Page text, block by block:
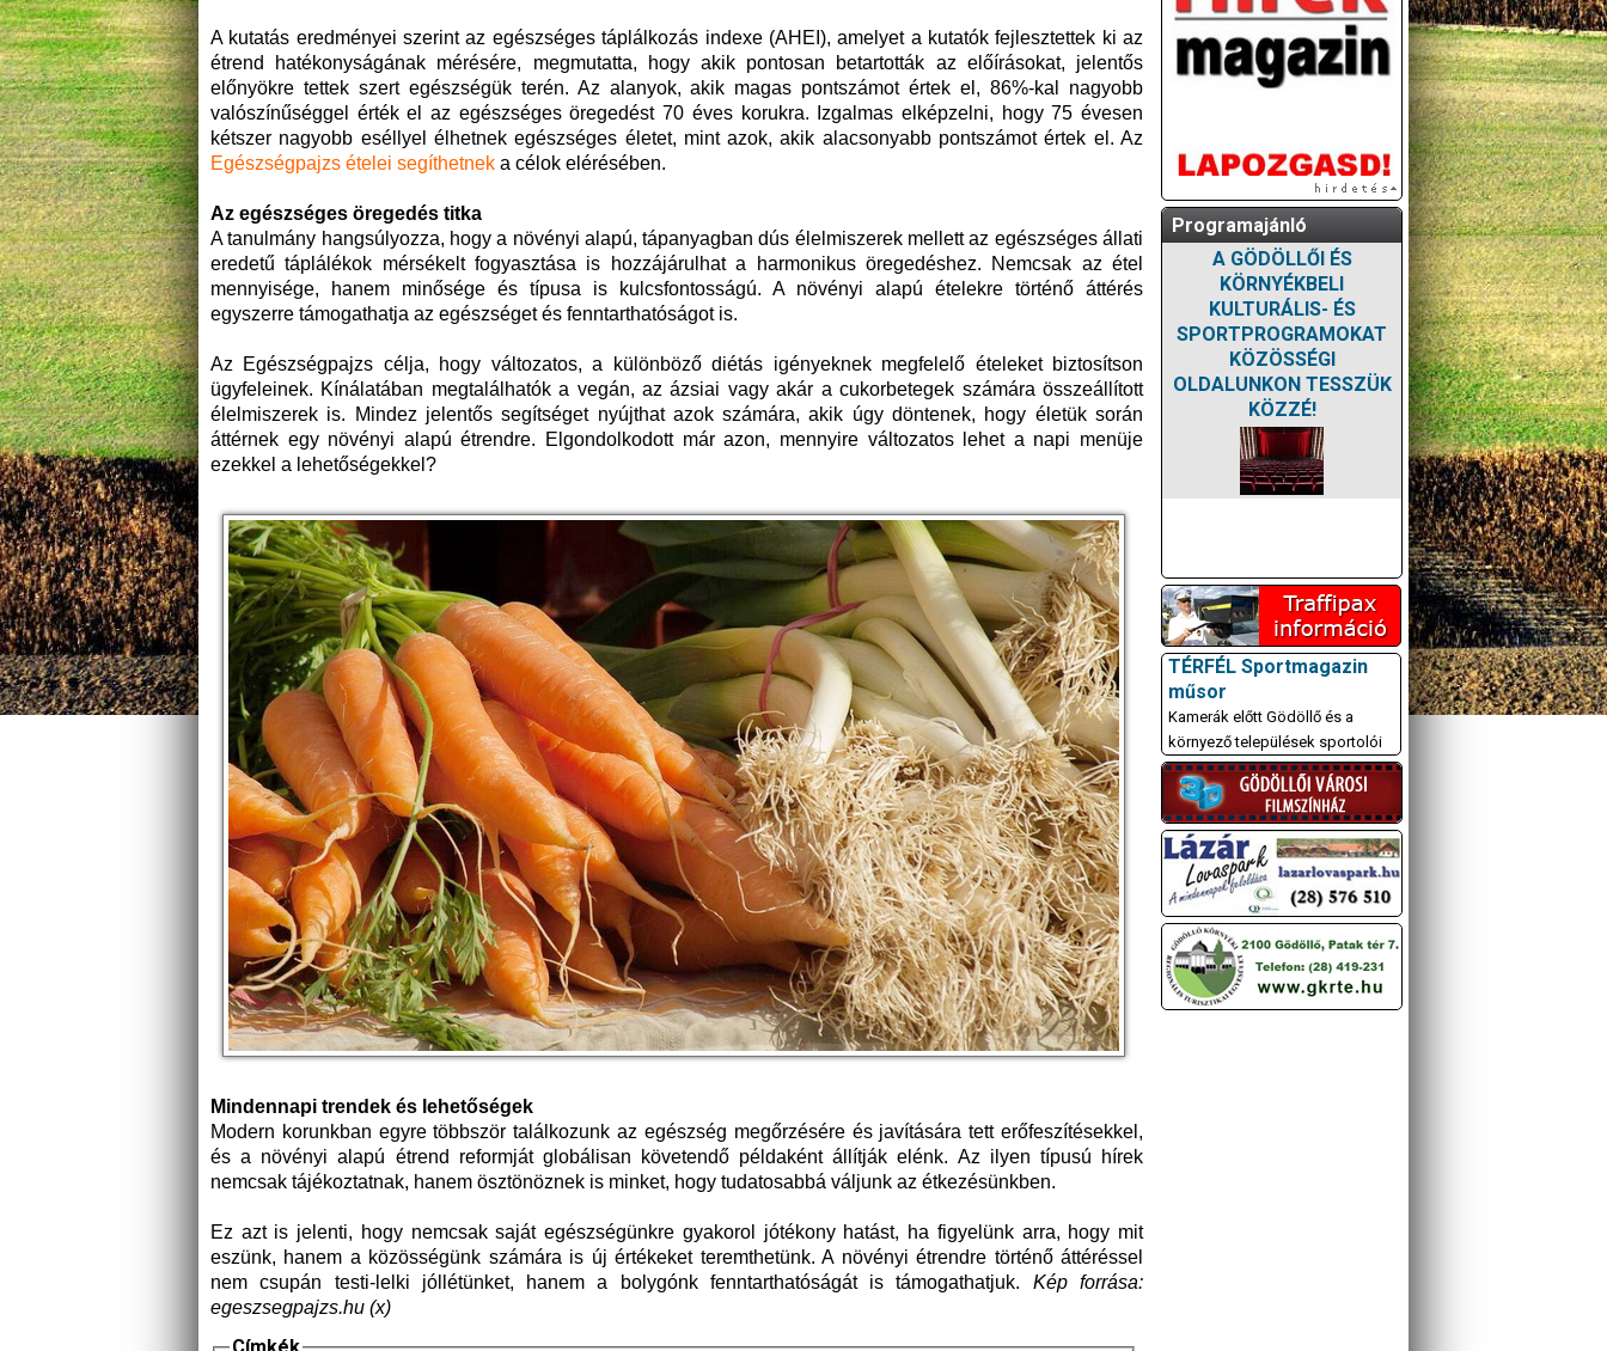
A kutatás eredményei szerint az egészséges táplálkozás indexe (AHEI), amelyet a kutatók fejlesztettek ki az
étrend hatékonyságának mérésére, megmutatta, hogy akik pontosan betartották az előírásokat, jelentős
előnyökre tettek szert egészségük terén. Az alanyok, akik magas pontszámot értek el, 86%-kal nagyobb
valószínűséggel érték el az egészséges öregedést 70 éves korukra. Izgalmas elképzelni, hogy 75 évesen
kétszer nagyobb eséllyel élhetnek egészséges életet, mint azok, akik alacsonyabb pontszámot értek el. Az
Egészségpajzs ételei segíthetnek a célok elérésében.
Az egészséges öregedés titka
A tanulmány hangsúlyozza, hogy a növényi alapú, tápanyagban dús élelmiszerek mellett az egészséges állati
eredetű táplálékok mérsékelt fogyasztása is hozzájárulhat a harmonikus öregedéshez. Nemcsak az étel
mennyisége, hanem minősége és típusa is kulcsfontosságú. A növényi alapú ételekre történő áttérés
egyszerre támogathatja az egészséget és fenntarthatóságot is.
Az Egészségpajzs célja, hogy változatos, a különböző diétás igényeknek megfelelő ételeket biztosítson
ügyfeleinek. Kínálatában megtalálhatók a vegán, az ázsiai vagy akár a cukorbetegek számára összeállított
élelmiszerek is. Mindez jelentős segítséget nyújthat azok számára, akik úgy döntenek, hogy életük során
áttérnek egy növényi alapú étrendre. Elgondolkodott már azon, mennyire változatos lehet a napi menüje
ezekkel a lehetőségekkel?
Mindennapi trendek és lehetőségek
Modern korunkban egyre többször találkozunk az egészség megőrzésére és javítására tett erőfeszítésekkel,
és a növényi alapú étrend reformját globálisan követendő példaként állítják elénk. Az ilyen típusú hírek
nemcsak tájékoztatnak, hanem ösztönöznek is minket, hogy tudatosabbá váljunk az étkezésünkben.
Ez azt is jelenti, hogy nemcsak saját egészségünkre gyakorol jótékony hatást, ha figyelünk arra, hogy mit
eszünk, hanem a közösségünk számára is új értékeket teremthetünk. A növényi étrendre történő áttéréssel
nem csupán testi-lelki jóllétünket, hanem a bolygónk fenntarthatóságát is támogathatjuk. Kép forrása:
egeszsegpajzs.hu (x)
Programajánló
A GÖDÖLLŐI ÉS
KÖRNYÉKBELI
KULTURÁLIS- ÉS
SPORTPROGRAMOKAT
KÖZÖSSÉGI
OLDALUNKON TESSZÜK
KÖZZÉ!
TÉRFÉL Sportmagazin
műsor
Kamerák előtt Gödöllő és a
környező települések sportolói